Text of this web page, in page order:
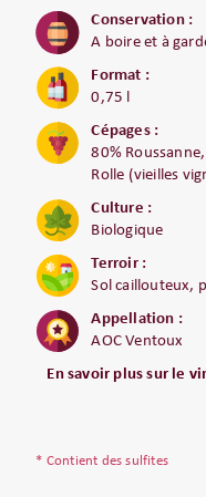
Conservation :
A boire et à
Format :
0,75 l
Cépages :
80%
Rolle (vieilles
Culture :
Biologique
Terroir :
Sol caillouteux,
Appellation :
AOC Ventoux
En savoir plus sur le
* Contient des sulfites